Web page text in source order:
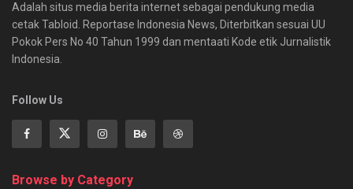
Adalah situs media berita internet sebagai pendukung media
cetak Tabloid. Reportase Indonesia News, Diterbitkan sesuai UU
Pokok Pers No 40 Tahun 1999 dan mentaati Kode etik Jurnalistik
Indonesia.
Follow Us
Browse by Category